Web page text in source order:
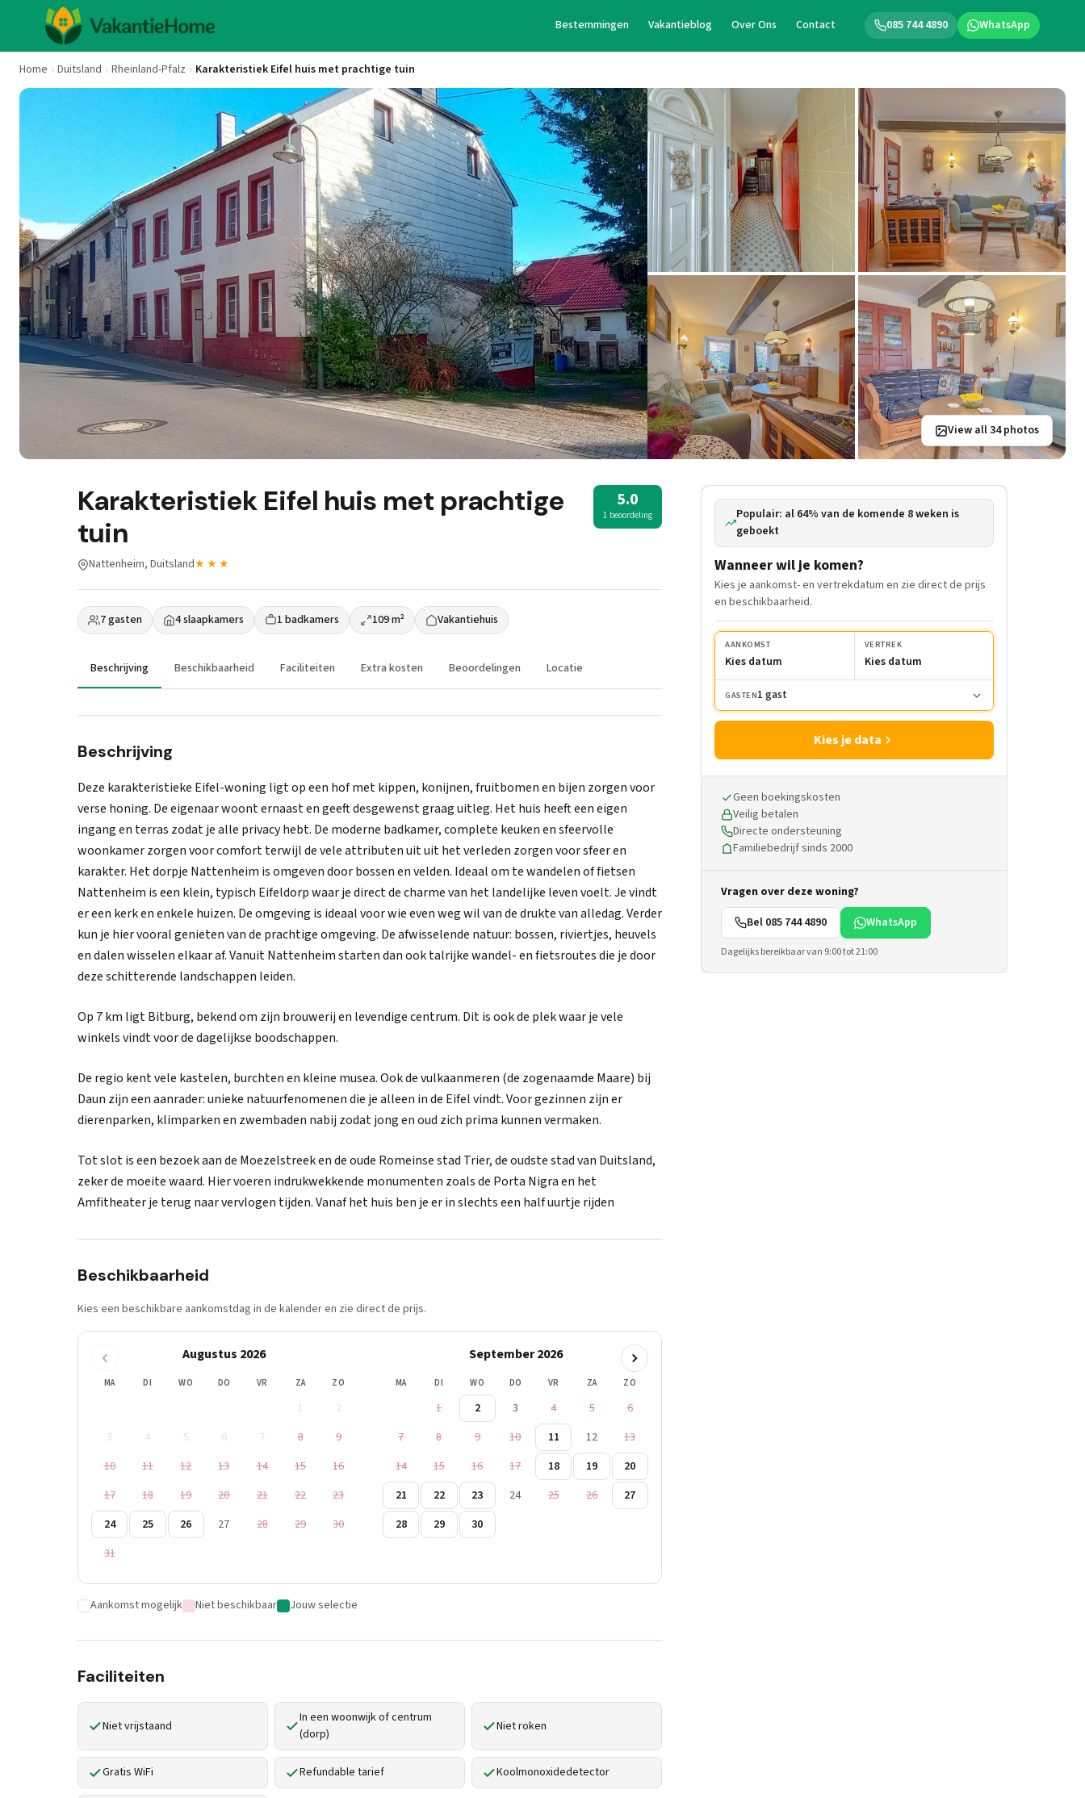
085 744 4890 WhatsApp
Bestemmingen Vakantieblog Over Ons Contact
Home Duitsland Rheinland-Pfalz Karakteristiek Eifel huis met prachtige tuin
View all 34 photos
Karakteristiek Eifel huis met prachtige
tuin
5.0
1 beoordeling
Nattenheim, Duitsland★★★
7 gasten 4 slaapkamers 1 badkamers 109 m² Vakantiehuis
Beschrijving Beschikbaarheid Faciliteiten Extra kosten Beoordelingen Locatie
Beschrijving
Deze karakteristieke Eifel-woning ligt op een hof met kippen, konijnen, fruitbomen en bijen zorgen voor
verse honing. De eigenaar woont ernaast en geeft desgewenst graag uitleg. Het huis heeft een eigen
ingang en terras zodat je alle privacy hebt. De moderne badkamer, complete keuken en sfeervolle
woonkamer zorgen voor comfort terwijl de vele attributen uit uit het verleden zorgen voor sfeer en
karakter. Het dorpje Nattenheim is omgeven door bossen en velden. Ideaal om te wandelen of fietsen
Nattenheim is een klein, typisch Eifeldorp waar je direct de charme van het landelijke leven voelt. Je vindt
er een kerk en enkele huizen. De omgeving is ideaal voor wie even weg wil van de drukte van alledag. Verder
kun je hier vooral genieten van de prachtige omgeving. De afwisselende natuur: bossen, riviertjes, heuvels
en dalen wisselen elkaar af. Vanuit Nattenheim starten dan ook talrijke wandel- en fietsroutes die je door
deze schitterende landschappen leiden.
Op 7 km ligt Bitburg, bekend om zijn brouwerij en levendige centrum. Dit is ook de plek waar je vele
winkels vindt voor de dagelijkse boodschappen.
De regio kent vele kastelen, burchten en kleine musea. Ook de vulkaanmeren (de zogenaamde Maare) bij
Daun zijn een aanrader: unieke natuurfenomenen die je alleen in de Eifel vindt. Voor gezinnen zijn er
dierenparken, klimparken en zwembaden nabij zodat jong en oud zich prima kunnen vermaken.
Tot slot is een bezoek aan de Moezelstreek en de oude Romeinse stad Trier, de oudste stad van Duitsland,
zeker de moeite waard. Hier voeren indrukwekkende monumenten zoals de Porta Nigra en het
Amfitheater je terug naar vervlogen tijden. Vanaf het huis ben je er in slechts een half uurtje rijden
Beschikbaarheid
Kies een beschikbare aankomstdag in de kalender en zie direct de prijs.
Augustus 2026
MA DI WO DO VR ZA ZO
1
2
3
4 5 6 7 8
9
10
11 12 13 14 15
16
17
18 19 20 21 22
23
24
25 26 27 28 29
30
31
September 2026
MA DI WO DO VR ZA ZO
1 2 3 4 5
6
7
8 9 10 11 12
13
14
15 16 17 18 19
20
21
22 23 24 25 26
27
28
29 30
Aankomst mogelijk Niet beschikbaar Jouw selectie
Faciliteiten
Niet vrijstaand
In een woonwijk of centrum
(dorp)
Niet roken
Gratis WiFi Refundable tarief Koolmonoxidedetector
Populair: al 64% van de komende 8 weken is
geboekt
Wanneer wil je komen?
Kies je aankomst- en vertrekdatum en zie direct de prijs
en beschikbaarheid.
AANKOMST
Kies datum
VERTREK
Kies datum
GASTEN1 gast
Kies je data
Geen boekingskosten
Veilig betalen
Directe ondersteuning
Familiebedrijf sinds 2000
Vragen over deze woning?
Bel 085 744 4890
WhatsApp
Dagelijks bereikbaar van 9:00 tot 21:00